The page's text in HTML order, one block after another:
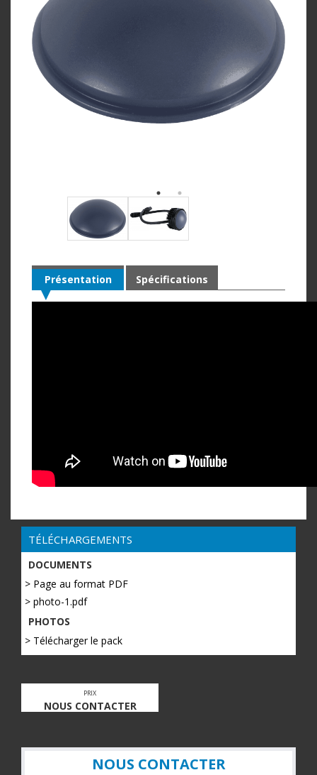
Présentation Spécifications
TÉLÉCHARGEMENTS
DOCUMENTS
> Page au format PDF
> photo-1.pdf
PHOTOS
> Télécharger le pack
PRIX
NOUS CONTACTER
NOUS CONTACTER